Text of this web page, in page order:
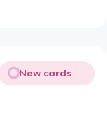
New cards